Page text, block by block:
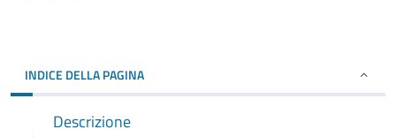
INDICE DELLA PAGINA
Descrizione